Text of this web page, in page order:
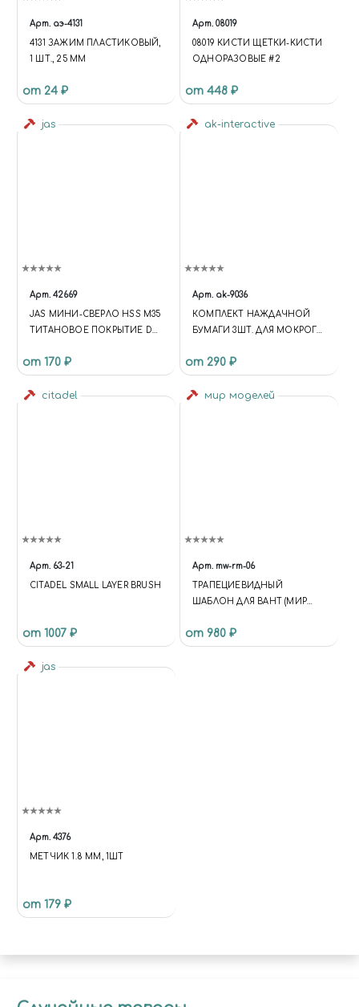
Арт. аэ-4131
4131 ЗАЖИМ ПЛАСТИКОВЫЙ,
1 ШТ., 25 ММ
от 24 ₽
Арт. 08019
08019 КИСТИ ЩЕТКИ-КИСТИ
ОДНОРАЗОВЫЕ #2
от 448 ₽
jas
Арт. 42669
JAS МИНИ-СВЕРЛО HSS M35
ТИТАНОВОЕ ПОКРЫТИЕ D
от 170 ₽
ak-interactive
Арт. ak-9036
КОМПЛЕКТ НАЖДАЧНОЙ
БУМАГИ 3ШТ. ДЛЯ МОКРОГО
от 290 ₽
citadel
Арт. 63-21
CITADEL SMALL LAYER BRUSH
от 1007 ₽
мир моделей
Арт. mw-rm-06
ТРАПЕЦИЕВИДНЫЙ
ШАБЛОН ДЛЯ ВАНТ (МИР
от 980 ₽
jas
Арт. 4376
МЕТЧИК 1.8 ММ, 1ШТ
от 179 ₽